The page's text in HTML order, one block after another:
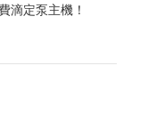
滴定泵主機！